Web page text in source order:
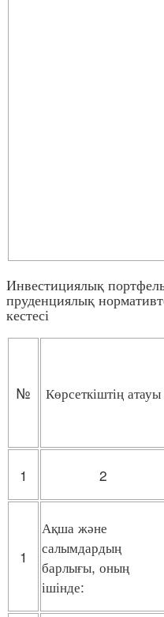
Инвестициялық
пруденциялық
кестесі
№ Көрсеткіштің атауы
1 2
1
Ақша және
салымдардың
барлығы, оның
ішінде: